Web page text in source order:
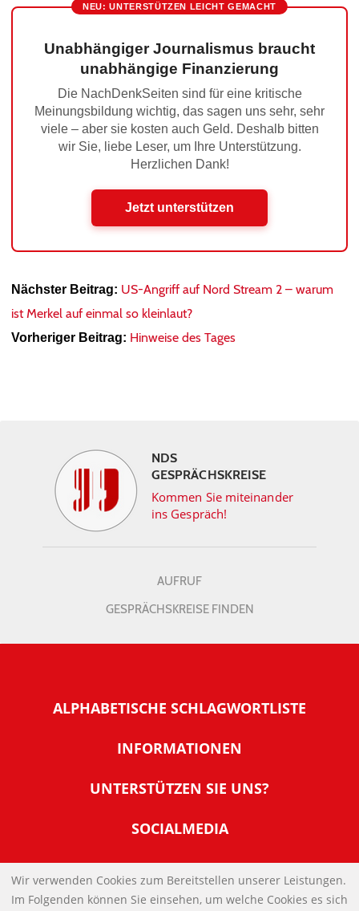
NEU: UNTERSTÜTZEN LEICHT GEMACHT
Unabhängiger Journalismus braucht
unabhängige Finanzierung
Die NachDenkSeiten sind für eine kritische
Meinungsbildung wichtig, das sagen uns sehr, sehr
viele – aber sie kosten auch Geld. Deshalb bitten
wir Sie, liebe Leser, um Ihre Unterstützung.
Herzlichen Dank!
Jetzt unterstützen
Nächster Beitrag: US-Angriff auf Nord Stream 2 – warum
ist Merkel auf einmal so kleinlaut?
Vorheriger Beitrag: Hinweise des Tages
NDS
GESPRÄCHSKREISE
Kommen Sie miteinander
ins Gespräch!
AUFRUF
GESPRÄCHSKREISE FINDEN
ALPHABETISCHE SCHLAGWORTLISTE
INFORMATIONEN
Warum NachDenkSeiten
Tipps zur Nutzung der NachDenkSeiten
Banner und E-Mail-Signaturen
Links
UNTERSTÜTZEN SIE UNS?
Werden Sie Fördermitglied
Spenden Sie Online
SOCIALMEDIA
IMPRESSUM
Wir verwenden Cookies zum Bereitstellen unserer Leistungen.
Im Folgenden können Sie einsehen, um welche Cookies es sich